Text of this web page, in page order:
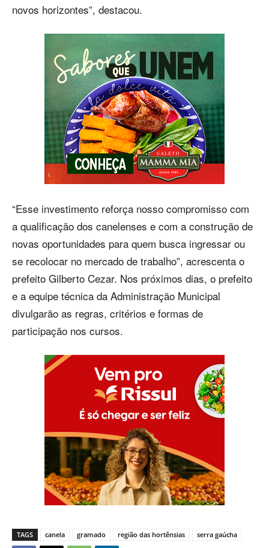
novos horizontes”, destacou.
“Esse investimento reforça nosso compromisso com
a qualificação dos canelenses e com a construção de
novas oportunidades para quem busca ingressar ou
se recolocar no mercado de trabalho”, acrescenta o
prefeito Gilberto Cezar. Nos próximos dias, o prefeito
e a equipe técnica da Administração Municipal
divulgarão as regras, critérios e formas de
participação nos cursos.
TAGS canela gramado região das hortênsias serra gaúcha